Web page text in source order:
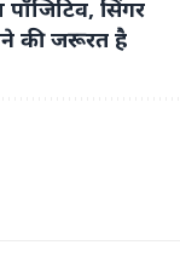
सिंगर
की जरूरत है